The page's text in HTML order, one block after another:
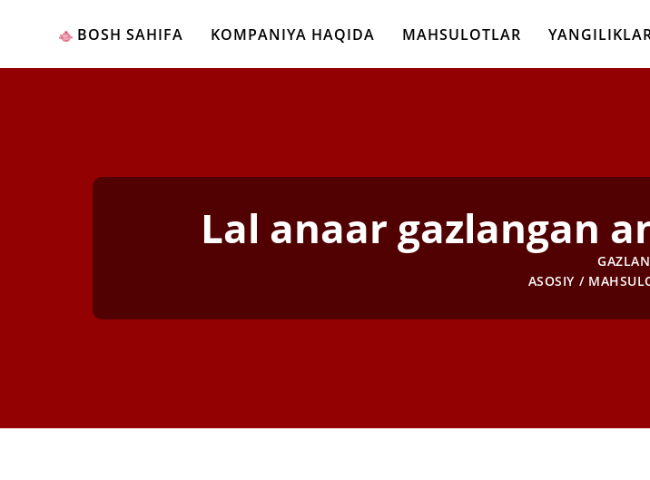
BOSH SAHIFA KOMPANIYA HAQIDA MAHSULOTLAR
Lal anaar gazlangan
ASOSIY